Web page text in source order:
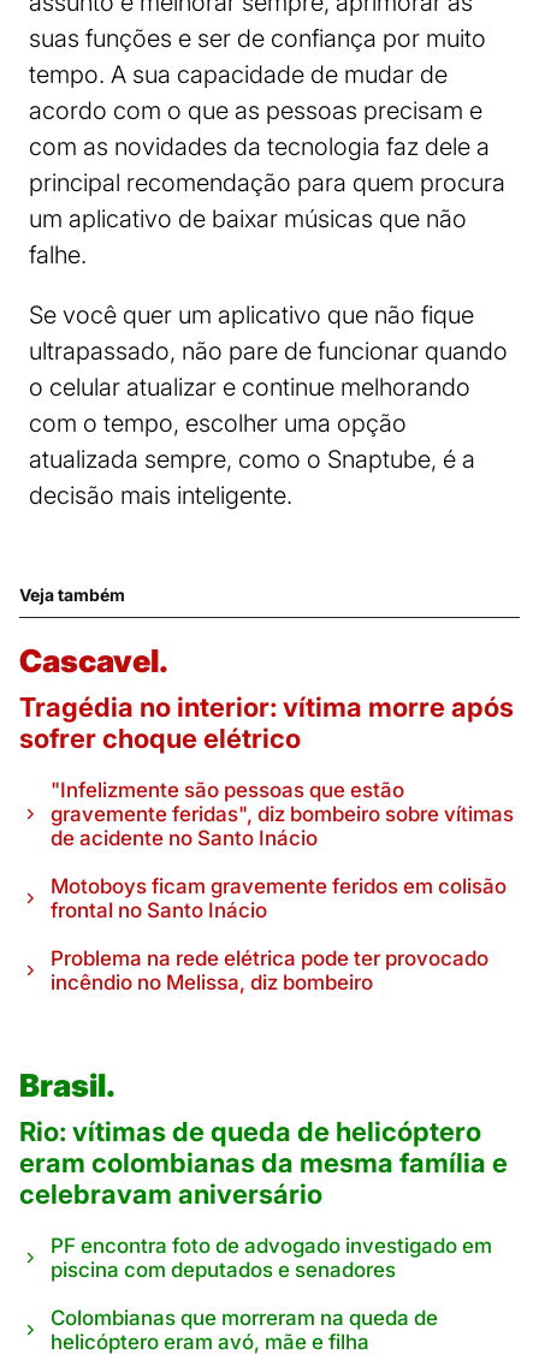
suas funções e ser de confiança por muito
tempo. A sua capacidade de mudar de
acordo com o que as pessoas precisam e
com as novidades da tecnologia faz dele a
principal recomendação para quem procura
um aplicativo de baixar músicas que não
falhe.
Se você quer um aplicativo que não fique
ultrapassado, não pare de funcionar quando
o celular atualizar e continue melhorando
com o tempo, escolher uma opção
atualizada sempre, como o Snaptube, é a
decisão mais inteligente.
Veja também
Cascavel.
Tragédia no interior: vítima morre após
sofrer choque elétrico
"Infelizmente são pessoas que estão
gravemente feridas", diz bombeiro sobre vítimas
de acidente no Santo Inácio
Motoboys ficam gravemente feridos em colisão
frontal no Santo Inácio
Problema na rede elétrica pode ter provocado
incêndio no Melissa, diz bombeiro
Brasil.
Rio: vítimas de queda de helicóptero
eram colombianas da mesma família e
celebravam aniversário
PF encontra foto de advogado investigado em
piscina com deputados e senadores
Colombianas que morreram na queda de
helicóptero eram avó, mãe e filha